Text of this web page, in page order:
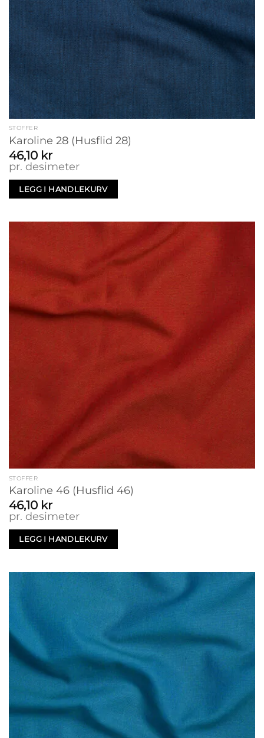
STOFFER
Karoline 28 (Husflid 28)
46,10 kr
pr. desimeter
LEGG I HANDLEKURV
STOFFER
Karoline 46 (Husflid 46)
46,10 kr
pr. desimeter
LEGG I HANDLEKURV